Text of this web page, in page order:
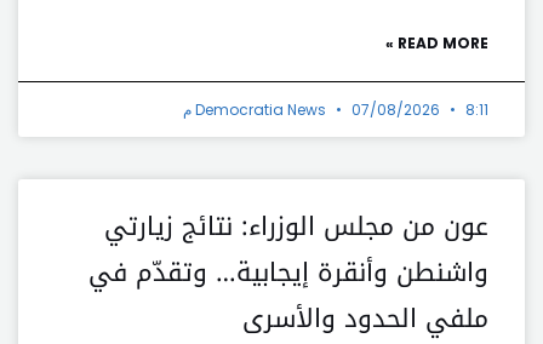
READ MORE »
Democratia News 07/08/2026 8:11 م
عون من مجلس الوزراء: نتائج زيارتي
واشنطن وأنقرة إيجابية… وتقدّم في
ملفي الحدود والأسرى